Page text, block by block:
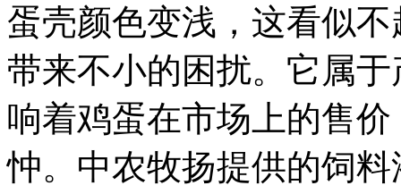
蛋壳颜色变浅，这看似
带来不小的困扰。它属
响着鸡蛋在市场上的售
忡。中农牧扬提供的饲